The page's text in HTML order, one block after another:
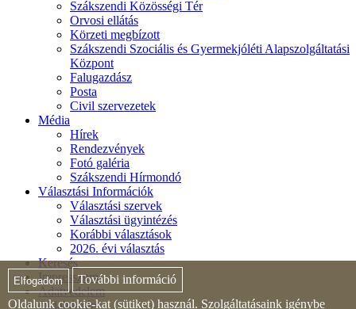
Elfogadom
További információ
Oldalunk cookie-kat (sütiket) használ. Szolgáltatásaink igénybe
Szákszendi Közösségi Tér
Orvosi ellátás
Körzeti megbízott
Szákszendi Szociális és Gyermekjóléti Alapszolgáltatási
Központ
Falugazdász
Posta
Civil szervezetek
Média
Hírek
Rendezvények
Fotó galéria
Szákszendi Hírmondó
Választási Információk
Választási szervek
Választási ügyintézés
Korábbi választások
2026. évi választás
Keresés
Impresszum
Adatvédelem
Oldaltérkép